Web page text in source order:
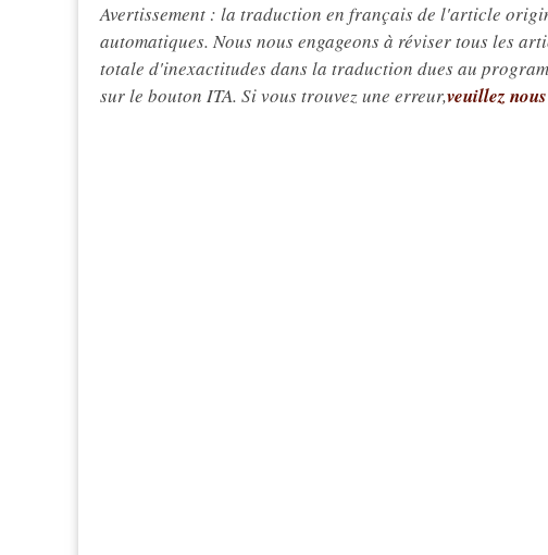
Avertissement : la traduction en français de l'article
automatiques. Nous nous engageons à réviser tous les
totale d'inexactitudes dans la traduction dues au
sur le bouton ITA. Si vous trouvez une erreur,veuillez